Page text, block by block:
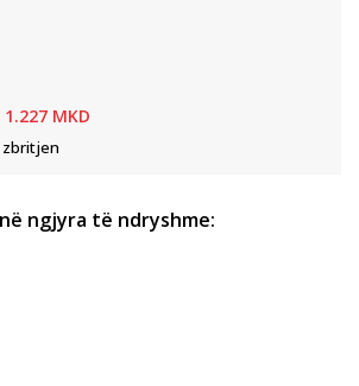
1.227 MKD
ngjyra të ndryshme: